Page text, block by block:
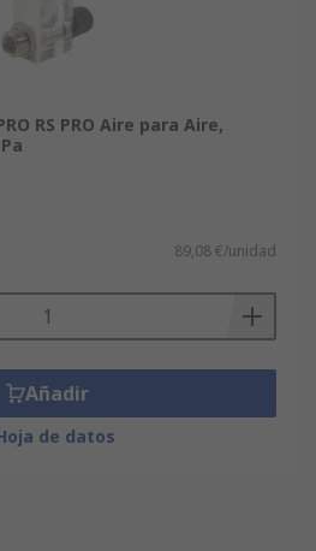
RS PRO Aire para Aire,
89,08 €/unidad
Añadir
de datos